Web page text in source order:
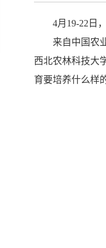
4月19-22日
来自中国农
西北农林科技大
育要培养什么样